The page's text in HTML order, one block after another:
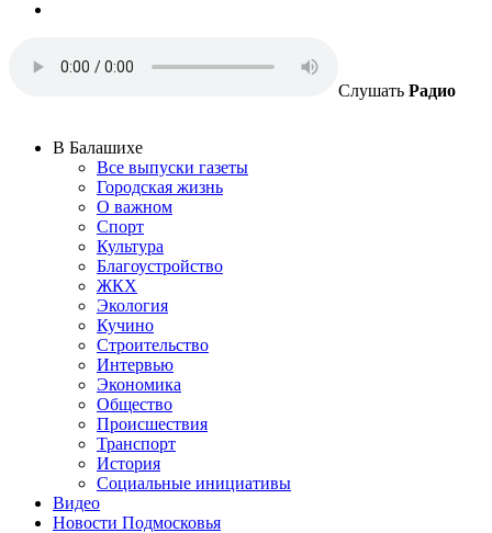
Слушать Радио
В Балашихе
Все выпуски газеты
Городская жизнь
О важном
Спорт
Культура
Благоустройство
ЖКХ
Экология
Кучино
Строительство
Интервью
Экономика
Общество
Происшествия
Транспорт
История
Социальные инициативы
Видео
Новости Подмосковья